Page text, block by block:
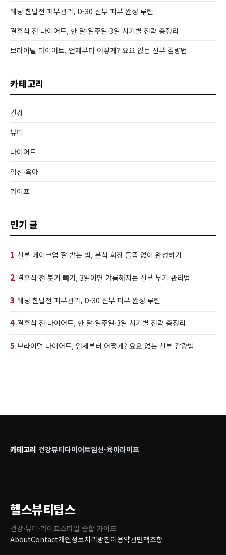
웨딩 한달전 피부관리, D-30 신부 피부 완성 루틴
결혼식 전 다이어트, 한 달·일주일·3일 시기별 전략 총정리
브라이덜 다이어트, 언제부터 어떻게? 요요 없는 신부 감량법
카테고리
건강
뷰티
다이어트
임신·육아
라이프
인기 글
1 신부 메이크업 잘 받는 법, 본식 화장 들뜸 없이 완성하기
2 결혼식 전 붓기 빼기, 3일이면 갸름해지는 신부 부기 관리법
3 웨딩 한달전 피부관리, D-30 신부 피부 완성 루틴
4 결혼식 전 다이어트, 한 달·일주일·3일 시기별 전략 총정리
5 브라이덜 다이어트, 언제부터 어떻게? 요요 없는 신부 감량법
카테고리 건강뷰티다이어트임신·육아라이프
헬스뷰티팁스
건강·뷰티·라이프스타일 종합 가이드
AboutContact개인정보처리방침이용약관면책조항